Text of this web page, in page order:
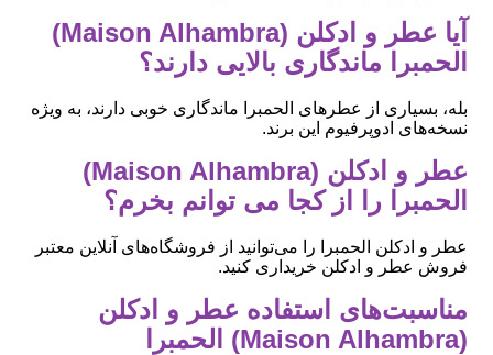
آیا عطر و ادکلن (Maison Alhambra)
الحمبرا ماندگاری بالایی دارند؟
بله، بسیاری از عطرهای الحمبرا ماندگاری خوبی دارند، به ویژه
نسخه‌های ادوپرفیوم این برند.
عطر و ادکلن (Maison Alhambra)
الحمبرا را از کجا می توانم بخرم؟
عطر و ادکلن الحمبرا را می‌توانید از فروشگاه‌های آنلاین معتبر
فروش عطر و ادکلن خریداری کنید.
مناسبت‌های استفاده عطر و ادکلن
(Maison Alhambra) الحمبرا